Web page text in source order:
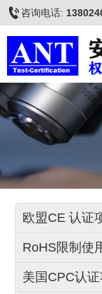
咨询电话:
欧盟CE 认证
RoHS限制使
美国CPC认证